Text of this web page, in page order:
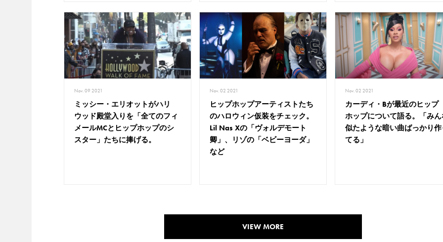
Nov. 09 2021
ミッシー・エリオットがハリ
ウッド殿堂入りを「全てのフィ
メールMCとヒップホップのシ
スター」たちに捧げる。
Nov. 02 2021
ヒップホップアーティストたち
のハロウィン仮装をチェック。
Lil Nas Xの「ヴォルデモート
卿」、リゾの「ベビーヨーダ」
など
Nov. 02 2021
カーディ・Bが最近のヒップ
ホップについて語る。「み
似たような暗い曲ばっかり
てる」
VIEW MORE